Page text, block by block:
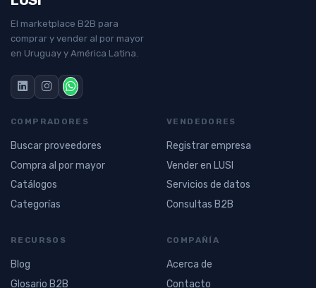
El marketplace B2B para
comprar y vender al por mayor
en Uruguay y América Latina.
COMPRADORES
Buscar proveedores
Compra al por mayor
Catálogos
Categorías
VENDEDORES
Registrar empresa
Vender en LUSI
Servicios de datos
Consultas B2B
RECURSOS
Blog
Glosario B2B
COMPAÑÍA
Acerca de
Contacto